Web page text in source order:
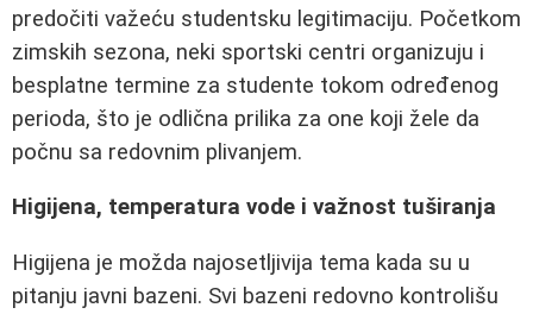
predočiti važeću studentsku legitimaciju. Početkom
zimskih sezona, neki sportski centri organizuju i
besplatne termine za studente tokom određenog
perioda, što je odlična prilika za one koji žele da
počnu sa redovnim plivanjem.
Higijena, temperatura vode i važnost tuširanja
Higijena je možda najosetljivija tema kada su u
pitanju javni bazeni. Svi bazeni redovno kontrolišu